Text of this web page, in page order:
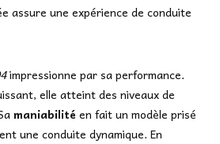
assure une expérience de conduite
impressionne par sa performance.
elle atteint des niveaux de
maniabilité en fait un modèle prisé
une conduite dynamique. En